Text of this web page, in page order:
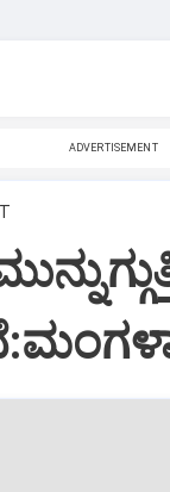
ADVERTISEMENT